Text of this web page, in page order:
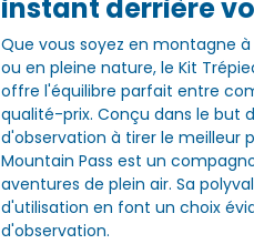
instant derrière
Que vous soyez en montagne
ou en pleine nature, le Kit
offre l'équilibre parfait entre
qualité-prix. Conçu dans le but
d'observation à tirer le meilleur
Mountain Pass est un
aventures de plein air. Sa
d'utilisation en font un choix
d'observation.